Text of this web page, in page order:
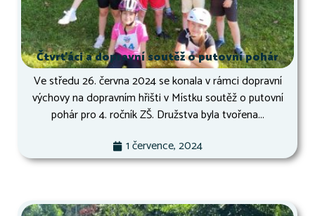
Čtvrťáci a dopravní soutěž o putovní pohár
Ve středu 26. června 2024 se konala v rámci dopravní
výchovy na dopravním hřišti v Místku soutěž o putovní
pohár pro 4. ročník ZŠ. Družstva byla tvořena...
1 července, 2024